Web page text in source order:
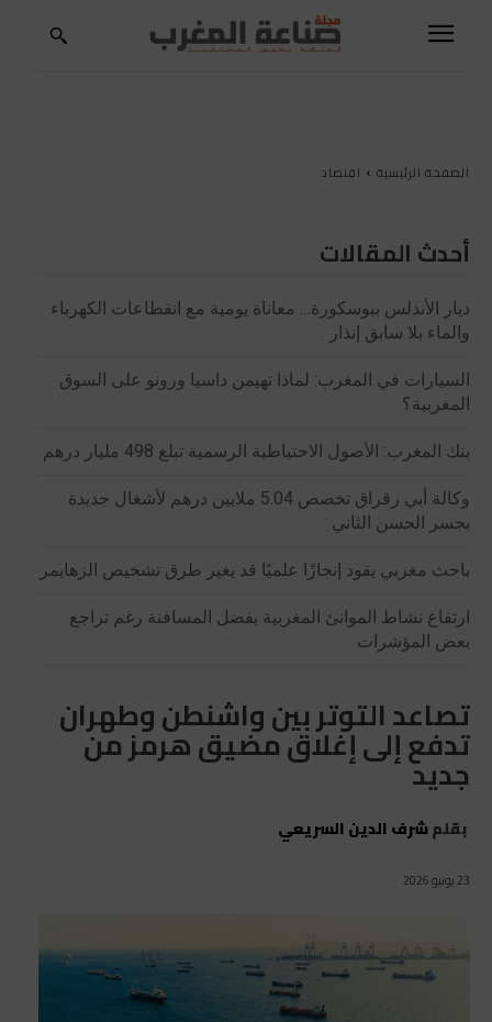
الصفحة الرئيسية اقتصاد
أحدث المقالات
ديار الأندلس ببوسكورة… معاناة يومية مع انقطاعات الكهرباء
والماء بلا سابق إنذار
السيارات في المغرب: لماذا تهيمن داسيا ورونو على السوق
المغربية؟
بنك المغرب: الأصول الاحتياطية الرسمية تبلغ 498 مليار درهم
وكالة أبي رقراق تخصص 5.04 ملايين درهم لأشغال جديدة
بجسر الحسن الثاني
باحث مغربي يقود إنجازًا علميًا قد يغير طرق تشخيص الزهايمر
ارتفاع نشاط الموانئ المغربية بفضل المسافنة رغم تراجع
بعض المؤشرات
تصاعد التوتر بين واشنطن وطهران
تدفع إلى إغلاق مضيق هرمز من
جديد
بقلمشرف الدين السريعي
23 يونيو 2026